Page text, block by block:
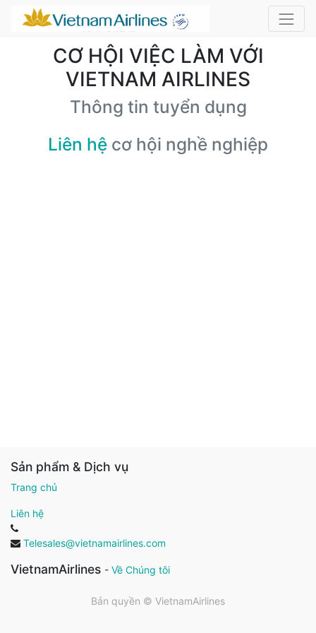
CƠ HỘI VIỆC LÀM VỚI
VIETNAM AIRLINES
Thông tin tuyển dụng
Liên hệ cơ hội nghề nghiệp
Sản phẩm & Dịch vụ
Trang chủ
Liên hệ
Telesales@vietnamairlines.com
VietnamAirlines - Về Chúng tôi
Bản quyền © VietnamAirlines